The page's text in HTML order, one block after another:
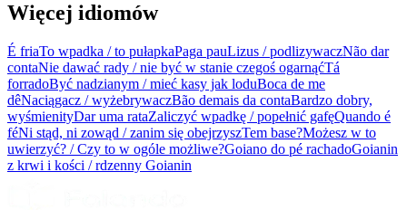
Więcej idiomów
É friaTo wpadka / to pułapkaPaga pauLizus / podlizywaczNão dar
contaNie dawać rady / nie być w stanie czegoś ogarnąćTá
forradoByć nadzianym / mieć kasy jak loduBoca de me
dêNaciągacz / wyżebrywaczBão demais da contaBardzo dobry,
wyśmienityDar uma rataZaliczyć wpadkę / popełnić gafęQuando é
féNi stąd, ni zowąd / zanim się obejrzyszTem base?Możesz w to
uwierzyć? / Czy to w ogóle możliwe?Goiano do pé rachadoGoianin
z krwi i kości / rdzenny Goianin